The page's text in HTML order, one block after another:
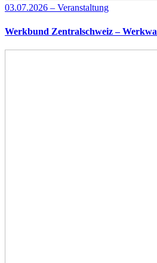
03.07.2026 – Veranstaltung
Werkbund Zentralschweiz –